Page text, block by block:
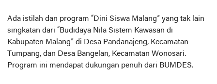
Ada istilah dan program “Dini Siswa Malang” yang tak lain
singkatan dari “Budidaya Nila Sistem Kawasan di
Kabupaten Malang” di Desa Pandanajeng, Kecamatan
Tumpang, dan Desa Bangelan, Kecamatan Wonosari.
Program ini mendapat dukungan penuh dari BUMDES.